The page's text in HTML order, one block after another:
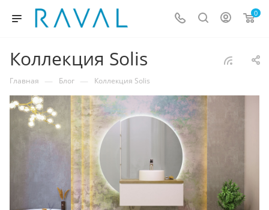
0
Коллекция Solis
Главная — Блог — Коллекция Solis